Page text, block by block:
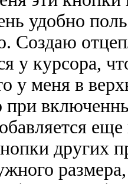
удобно
Создаю
у курсора,
у меня в
при
других